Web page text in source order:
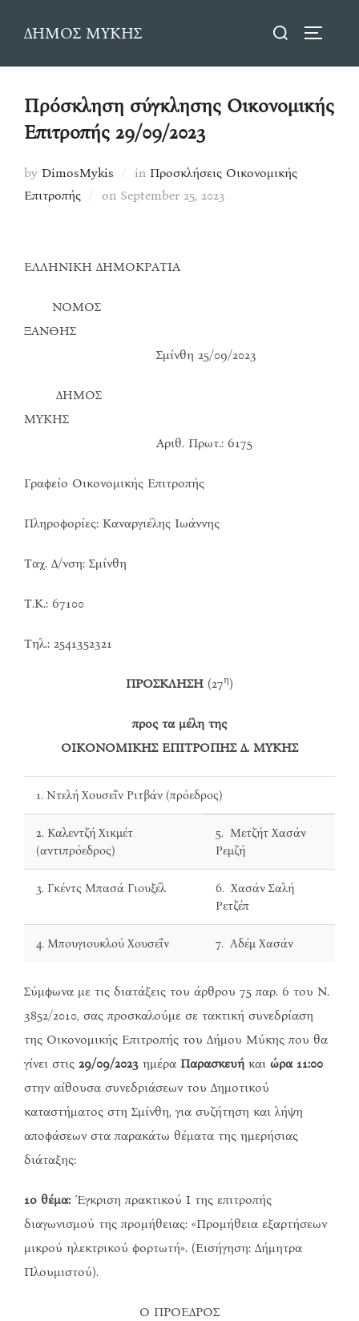
ΔΗΜΟΣ ΜΥΚΗΣ
Search
Πρόσκληση σύγκλησης Οικονομικής
Επιτροπής 29/09/2023
by DimosMykis in Προσκλήσεις Οικονομικής
Επιτροπής
on Posted
September 25, 2023
ΕΛΛΗΝΙΚΗ ΔΗΜΟΚΡΑΤΙΑ
ΝΟΜΟΣ
ΞΑΝΘΗΣ
Σμίνθη 25/09/2023
ΔΗΜΟΣ
ΜΥΚΗΣ
Αριθ. Πρωτ.: 6175
Γραφείο Οικονομικής Επιτροπής
Πληροφορίες: Καναργιέλης Ιωάννης
Ταχ. Δ/νση: Σμίνθη
Τ.Κ.: 67100
Τηλ.: 2541352321
ΠΡΟΣΚΛΗΣΗ (27η)
προς τα μέλη της
ΟΙΚΟΝΟΜΙΚΗΣ ΕΠΙΤΡΟΠΗΣ Δ. ΜΥΚΗΣ
1. Ντελή Χουσεΐν Ριτβάν (πρόεδρος)
2. Καλεντζή Χικμέτ
(αντιπρόεδρος)
5. Μετζήτ Χασάν
Ρεμζή
3. Γκέντς Μπασά Γιουξέλ
6. Χασάν Σαλή
Ρετζέπ
4. Μπουγιουκλού Χουσεΐν 7. Αδέμ Χασάν
Σύμφωνα με τις διατάξεις του άρθρου 75 παρ. 6 του Ν.
3852/2010, σας προσκαλούμε σε τακτική συνεδρίαση
της Οικονομικής Επιτροπής του Δήμου Μύκης που θα
γίνει στις 29/09/2023 ημέρα Παρασκευή και ώρα 11:00
στην αίθουσα συνεδριάσεων του Δημοτικού
καταστήματος στη Σμίνθη, για συζήτηση και λήψη
αποφάσεων στα παρακάτω θέματα της ημερήσιας
διάταξης:
1ο θέμα: Έγκριση πρακτικού Ι της επιτροπής
διαγωνισμού της προμήθειας: «Προμήθεια εξαρτήσεων
μικρού ηλεκτρικού φορτωτή». (Εισήγηση: Δήμητρα
Πλουμιστού).
Ο ΠΡΟΕΔΡΟΣ